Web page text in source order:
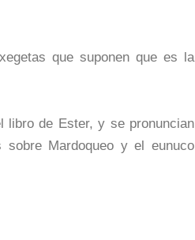
que suponen que es la
libro de Ester, y se pronuncian
sobre Mardoqueo y el eunuco